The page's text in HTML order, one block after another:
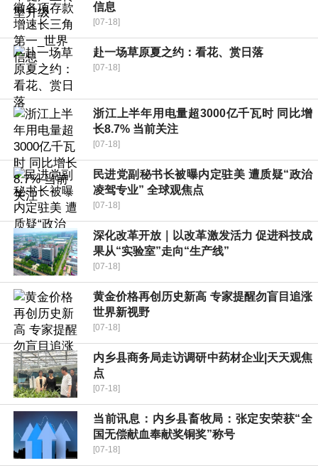
信息
[07-18]
赴一场草原夏之约：看花、赏日落
[07-18]
浙江上半年用电量超3000亿千瓦时 同比增
长8.7% 当前关注
[07-18]
民进党副秘书长被曝内定驻美 遭质疑“政治
凌驾专业” 全球观焦点
[07-18]
深化改革开放｜以改革激发活力 促进科技成
果从“实验室”走向“生产线”
[07-18]
黄金价格再创历史新高 专家提醒勿盲目追涨
世界新视野
[07-18]
内乡县商务局走访调研中药材企业|天天观焦
点
[07-18]
当前讯息：内乡县畜牧局：张定安荣获“全
国无偿献血奉献奖铜奖”称号
[07-18]